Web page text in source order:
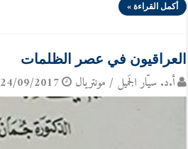
أكمل القراءة »
العراقيون في عصر الظلمات
أ.د. سيّار الجَميل / مونتريال 24/09/2017